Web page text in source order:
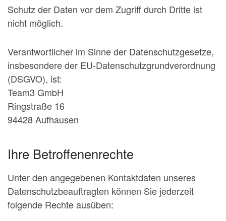
Schutz der Daten vor dem Zugriff durch Dritte ist
nicht möglich.
Verantwortlicher im Sinne der Datenschutzgesetze,
insbesondere der EU-Datenschutzgrundverordnung
(DSGVO), ist:
Team3 GmbH
Ringstraße 16
94428 Aufhausen
Ihre Betroffenenrechte
Unter den angegebenen Kontaktdaten unseres
Datenschutzbeauftragten können Sie jederzeit
folgende Rechte ausüben: